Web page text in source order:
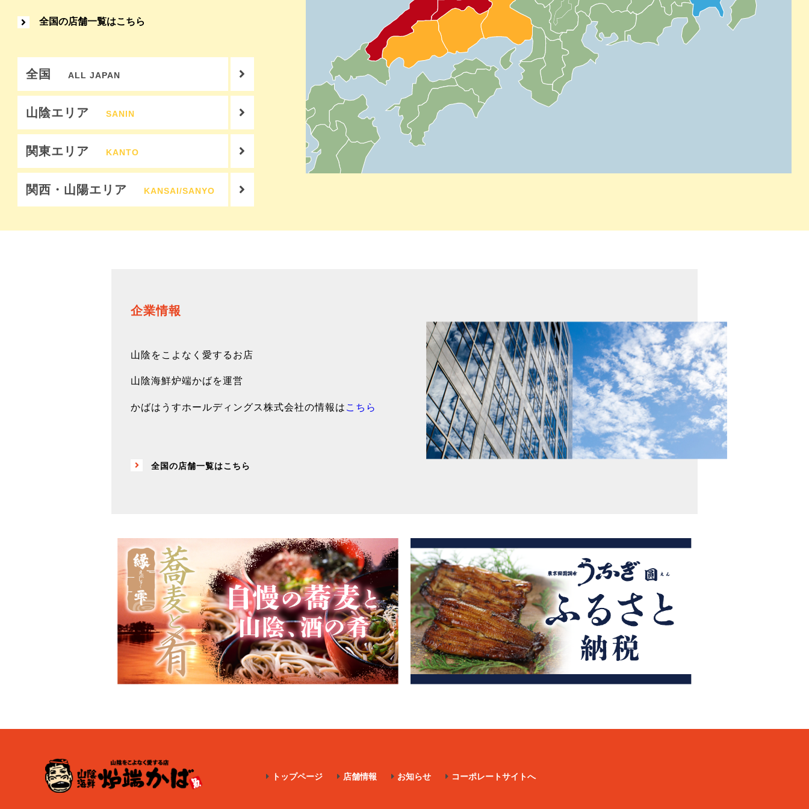
全国の店舗一覧はこちら
全国 ALL JAPAN
山陰エリア SANIN
関東エリア KANTO
関西・山陽エリア KANSAI/SANYO
企業情報
山陰をこよなく愛するお店
山陰海鮮炉端かばを運営
かばはうすホールディングス株式会社の情報は こちら
全国の店舗一覧はこちら
トップページ 店舗情報 お知らせ コーポレートサイトへ